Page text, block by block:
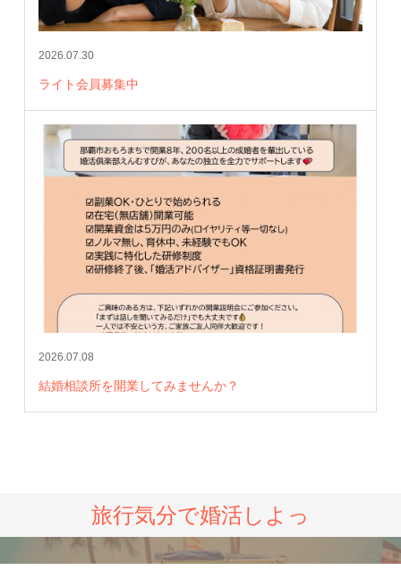
2026.07.30
ライト会員募集中
2026.07.08
結婚相談所を開業してみませんか？
旅行気分で婚活しよっ